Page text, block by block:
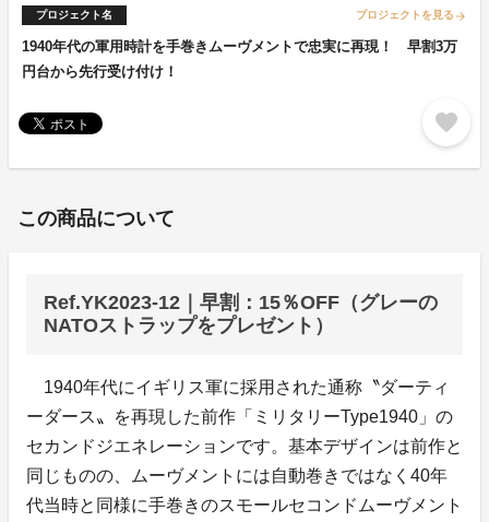
プロジェクト名 プロジェクトを見る arrow_forward
1940年代の軍用時計を手巻きムーヴメントで忠実に再現！ 早割3万
円台から先行受け付け！
favorite
この商品について
Ref.YK2023-12｜早割：15％OFF（グレーの
NATOストラップをプレゼント）
1940年代にイギリス軍に採用された通称〝ダーティ
ーダース〟を再現した前作「ミリタリーType1940」の
セカンドジエネレーションです。基本デザインは前作と
同じものの、ムーヴメントには自動巻きではなく40年
代当時と同様に手巻きのスモールセコンドムーヴメント